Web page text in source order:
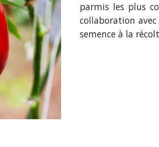
parmis les plus
collaboration avec
semence à la